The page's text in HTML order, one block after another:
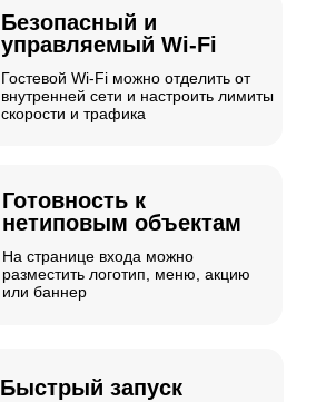
Безопасный и
управляемый Wi-Fi
Гостевой Wi-Fi можно отделить от
внутренней сети и настроить лимиты
скорости и трафика
Быстрый запуск
Готовность к
нетиповым объектам
На странице входа можно
разместить логотип, меню, акцию
или баннер